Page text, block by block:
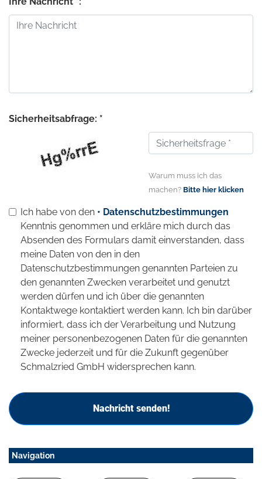
Sicherheitsabfrage: *
Warum muss ich das
machen? Bitte hier klicken
Ich habe von den • Datenschutzbestimmungen
Kenntnis genommen und erkläre mich durch das
Absenden des Formulars damit einverstanden, dass
meine Daten von den in den
Datenschutzbestimmungen genannten Parteien zu
den genannten Zwecken verarbeitet und genutzt
werden dürfen und ich über die genannten
Kontaktwege kontaktiert werden kann. Ich bin darüber
informiert, dass ich der Verarbeitung und Nutzung
meiner personenbezogenen Daten für die genannten
Zwecke jederzeit und für die Zukunft gegenüber
Schmalzried GmbH widersprechen kann.
Nachricht senden!
Navigation